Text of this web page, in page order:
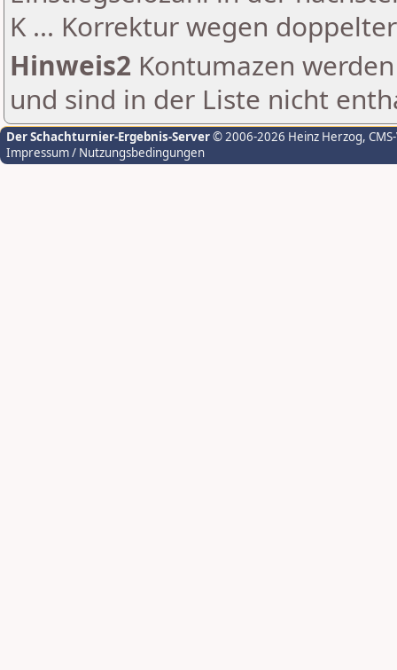
K ... Korrektur wegen
Hinweis2 Kontumazen
und sind in der Liste nicht
Der Schachturnier-Ergebnis-Server© 2006-2026 Heinz Herzog,
Impressum / Nutzungsbedingungen